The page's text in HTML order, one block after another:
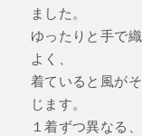
ました。
ゆったりと手で
よく、
着ていると風が
じます。
１着ずつ異なる